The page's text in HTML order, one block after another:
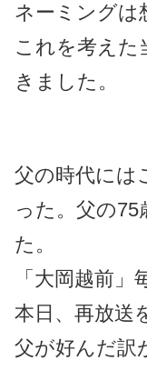
ネーミングは
これを考えた
きました。
父の時代には
った。父の75
た。
「大岡越前」
本日、再放送
父が好んだ訳